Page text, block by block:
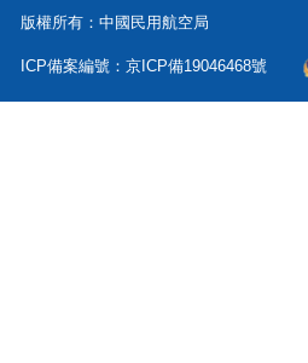
版權所有：中國民用航空局
ICP備案編號：京ICP備19046468號